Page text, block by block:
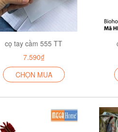
cọ tay cầm 555 TT
7.590₫
CHỌN MUA